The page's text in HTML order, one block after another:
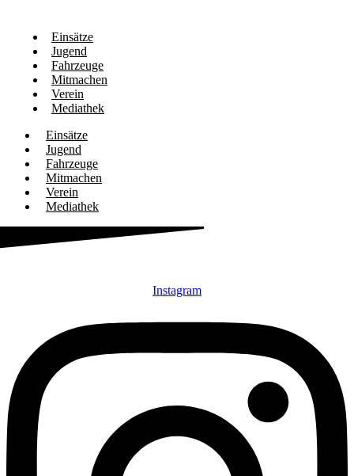
Einsätze
Jugend
Fahrzeuge
Mitmachen
Verein
Mediathek
Einsätze
Jugend
Fahrzeuge
Mitmachen
Verein
Mediathek
Instagram